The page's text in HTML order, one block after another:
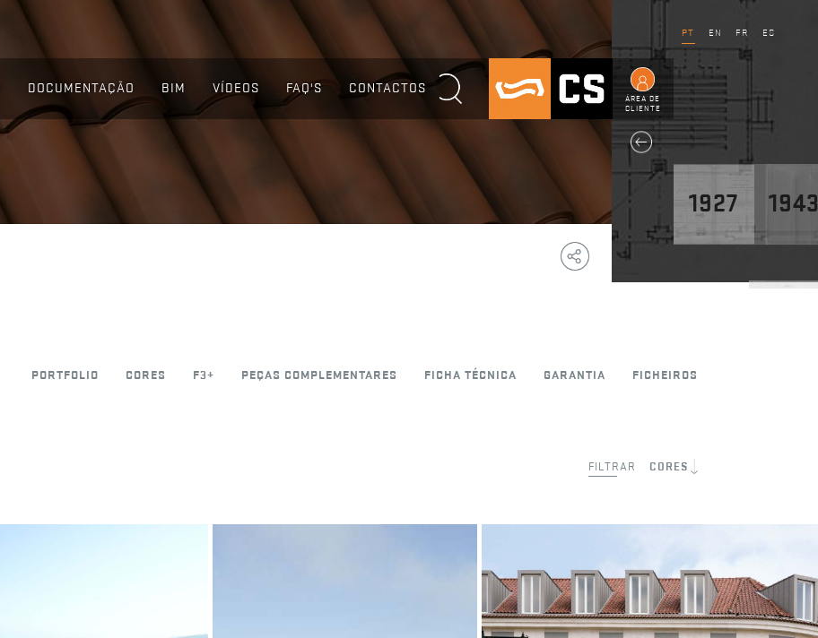
PT EN FR ES
DOCUMENTAÇÃO BIM VÍDEOS FAQ'S CONTACTOS
ÁREA DE
CLIENTE
1927
Copy
Link
Facebook
WhatsApp
PORTFOLIO CORES F3+ PEÇAS COMPLEMENTARES FICHA TÉCNICA GARANTIA FICHEIROS
FILTRAR CORES
8 Building | Natural Rústico
Natural Rústico
Lisboa, Portugal
ARQUITETOAires Mateus